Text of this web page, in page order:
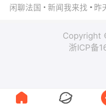
闲聊法国 新闻我来找 昨
Copyright
浙ICP备